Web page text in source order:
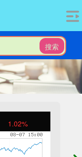
搜索
1.02%